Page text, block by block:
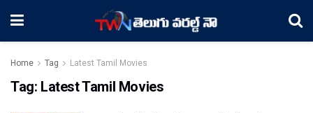
Home Tag Latest Tamil Movies
Tag: Latest Tamil Movies